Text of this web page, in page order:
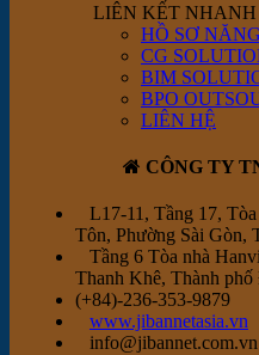
LIÊN KẾT NHANH
HỒ SƠ
CG
BIM
BPO
LIÊN HỆ
CÔNG TY
L17-11, Tầng 17,
Tôn, Phường Sài Gòn,
Tầng 6 Tòa nhà
Thanh Khê, Thành
(+84)-236-353-9879
www.jibannetasia.vn
info@jibannet.com.vn